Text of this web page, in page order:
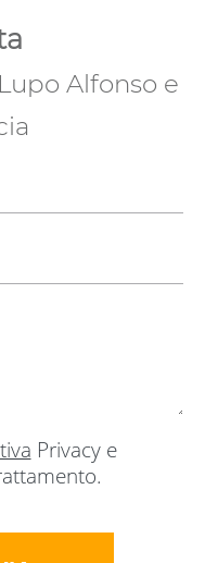
Alfonso e
Privacy e